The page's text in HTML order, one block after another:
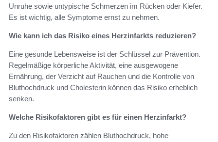
Unruhe sowie untypische Schmerzen im Rücken oder Kiefer.
Es ist wichtig, alle Symptome ernst zu nehmen.
Wie kann ich das Risiko eines Herzinfarkts reduzieren?
Eine gesunde Lebensweise ist der Schlüssel zur Prävention.
Regelmäßige körperliche Aktivität, eine ausgewogene
Ernährung, der Verzicht auf Rauchen und die Kontrolle von
Bluthochdruck und Cholesterin können das Risiko erheblich
senken.
Welche Risikofaktoren gibt es für einen Herzinfarkt?
Zu den Risikofaktoren zählen Bluthochdruck, hohe